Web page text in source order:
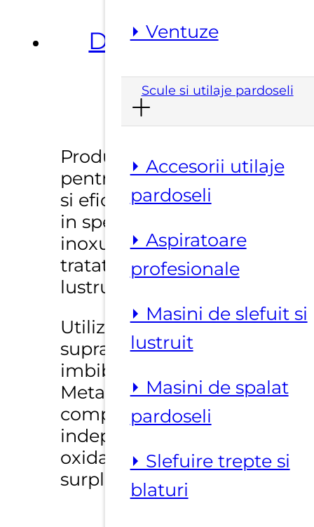
⏵ Ventuze
Scule si utilaje pardoseli
⏵ Accesorii utilaje
pardoseli
⏵ Aspiratoare
profesionale
⏵ Masini de slefuit si
lustruit
⏵ Masini de spalat
pardoseli
⏵ Slefuire trepte si
blaturi
curatare
si
Descriere
Produs lichid specific
pentru curatarea rapida
si eficienta a metalelor si
in special a alamei si
inoxului. Lasa suprafata
tratata perfect curata si
lustruita
Utilizare: Frecati
suprafata cu o laveta
imbibata cu Lucido
Metalli pana la uscarea
completa pentru a
indeparta urmele de
oxidare, murdarie si
surplusul de produs.